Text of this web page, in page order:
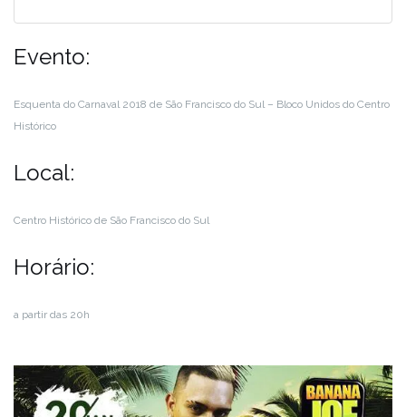
Evento:
Esquenta do Carnaval 2018 de São Francisco do Sul – Bloco Unidos do Centro
Histórico
Local:
Centro Histórico de São Francisco do Sul
Horário:
a partir das 20h